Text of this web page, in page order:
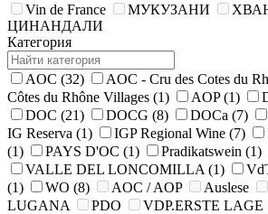
Vin de France
МУКУЗАНИ
ЦИНАНДАЛИ
Категория
AOC (32) AOC - Cru des Cotes du
Côtes du Rhône Villages (1) AOP(1)
DOC (21) DOCG (8) DOCa (7)
IG Reserva (1) IGP Regional Wine (7)
(1)
PAYS D'OC (1) Pradikatswein (1)
VALLE DEL LONCOMILLA (1)
(1)
WO (8) AOC / AOP Auslese
LUGANA
PDO VDP.ERSTE LAGE